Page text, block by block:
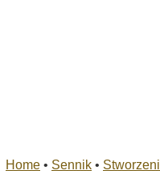
Home • Sennik •